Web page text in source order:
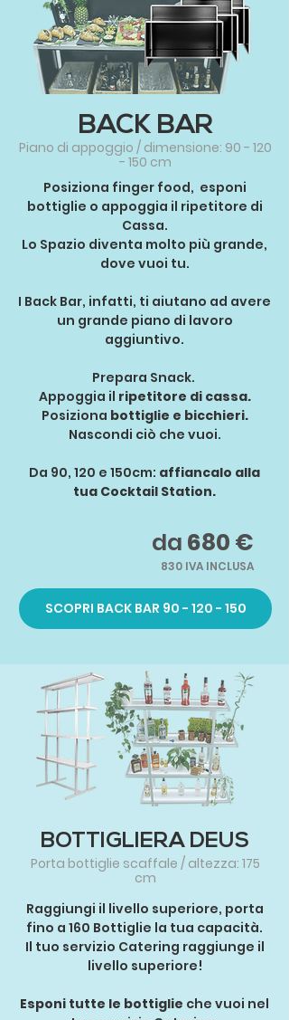
BACK BAR
Piano di appoggio / dimensione: 90 - 120
- 150 cm
Posiziona finger food, esponi
bottiglie o appoggia il ripetitore di
Cassa.
Lo Spazio diventa molto più grande,
dove vuoi tu.
I Back Bar, infatti, ti aiutano ad avere
un grande piano di lavoro
aggiuntivo.
Prepara Snack.
Appoggia il ripetitore di cassa.
Posiziona bottiglie e bicchieri.
Nascondi ciò che vuoi.
Da 90, 120 e 150cm: affiancalo alla
tua Cocktail Station.
da 680 €
830 IVA INCLUSA
SCOPRI BACK BAR 90 - 120 - 150
BOTTIGLIERA DEUS
Porta bottiglie scaffale / altezza: 175
cm
Raggiungi il livello superiore, porta
fino a 160 Bottiglie la tua capacità.
Il tuo servizio Catering raggiunge il
livello superiore!
Esponi tutte le bottiglie che vuoi nel